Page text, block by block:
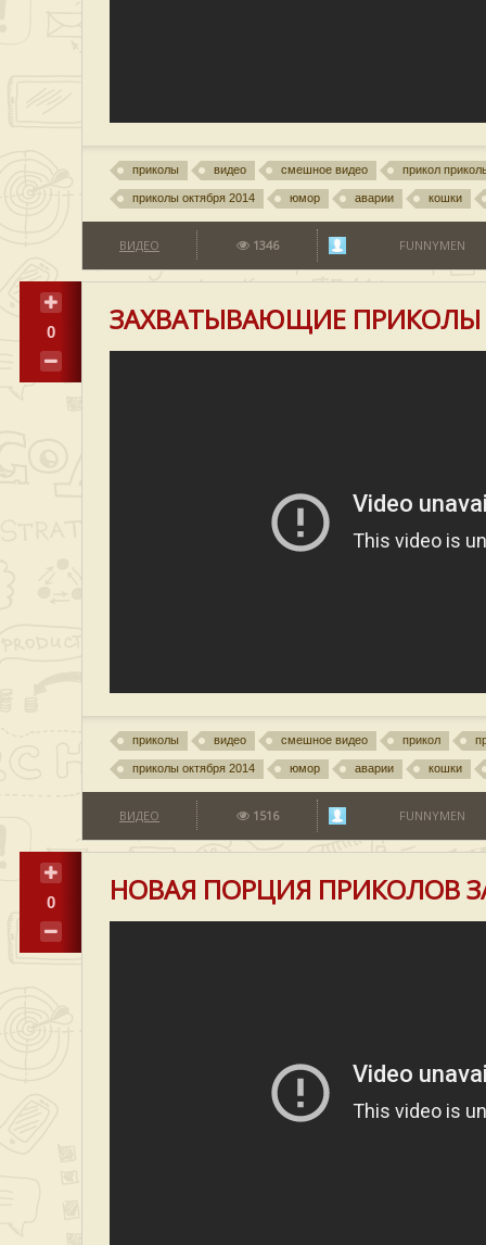
приколы видео смешное видео прикол
приколы октября 2014 юмор аварии кошки
ВИДЕО 1346 FUNNYMEN
0 ЗАХВАТЫВАЮЩИЕ ПРИКОЛЫ
приколы видео смешное видео прикол
приколы октября 2014 юмор аварии кошки
ВИДЕО 1516 FUNNYMEN
0 НОВАЯ ПОРЦИЯ ПРИКОЛОВ